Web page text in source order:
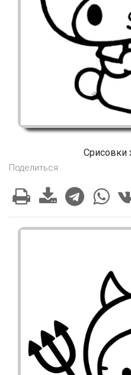
Срисовки
Поделиться: